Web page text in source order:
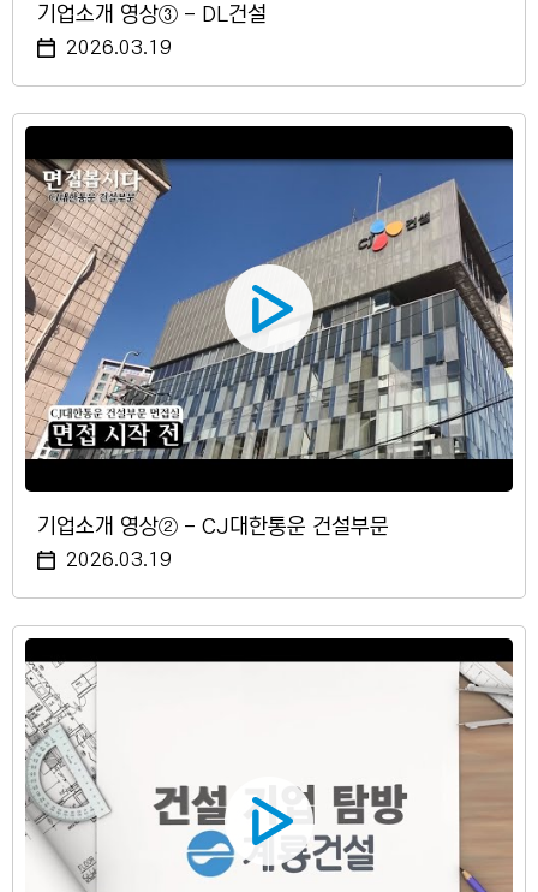
기업소개 영상③ - DL건설
2026.03.19
기업소개 영상② - CJ대한통운 건설부문
2026.03.19